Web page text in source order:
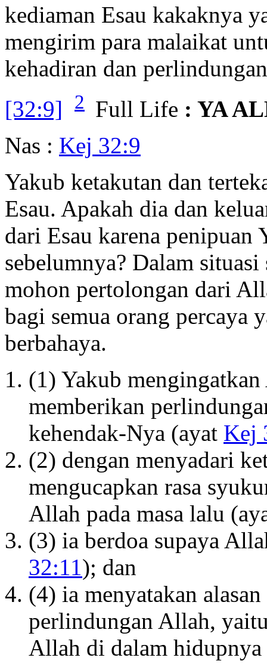
kediaman Esau kakaknya
mengirim para malaikat
kehadiran dan
[32:9]
2 Full Life : YA
Nas : Kej 32:9
Yakub ketakutan dan
Esau. Apakah dia dan
dari Esau karena
sebelumnya? Dalam
mohon pertolongan dari
bagi semua orang percaya
berbahaya.
(1) Yakub
memberikan
kehendak-Nya (ayat Kej
(2) dengan menyadari
mengucapkan rasa
Allah pada masa lalu
(3) ia berdoa supaya
32:11); dan
(4) ia menyatakan
perlindungan Allah,
Allah di dalam